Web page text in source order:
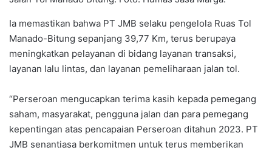
Ia memastikan bahwa PT JMB selaku pengelola Ruas Tol
Manado-Bitung sepanjang 39,77 Km, terus berupaya
meningkatkan pelayanan di bidang layanan transaksi,
layanan lalu lintas, dan layanan pemeliharaan jalan tol.
“Perseroan mengucapkan terima kasih kepada pemegang
saham, masyarakat, pengguna jalan dan para pemegang
kepentingan atas pencapaian Perseroan ditahun 2023. PT
JMB senantiasa berkomitmen untuk terus memberikan